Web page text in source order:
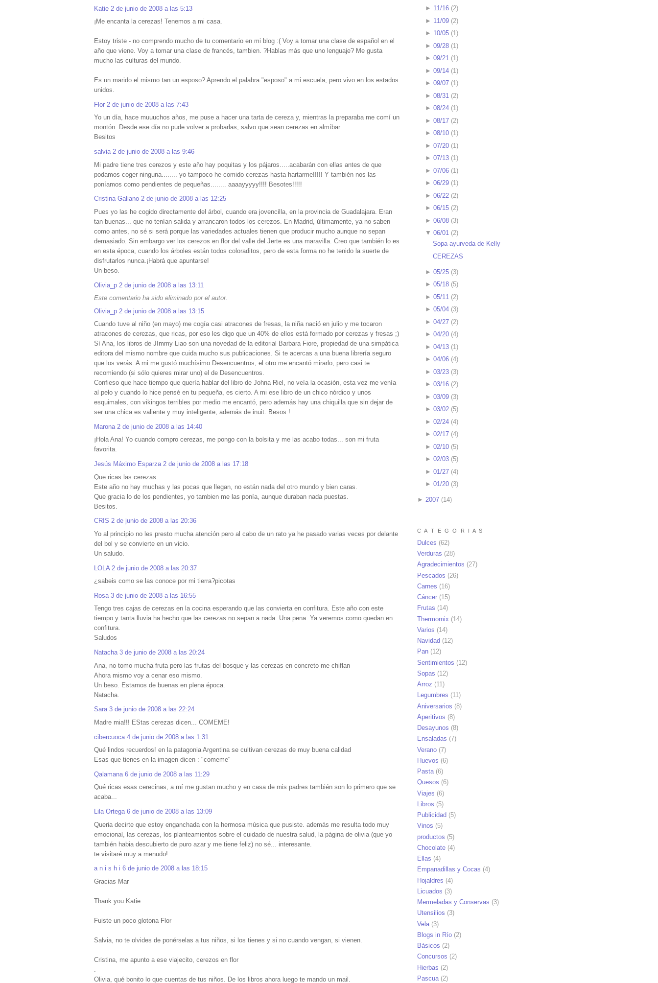
Katie 2 de junio de 2008 a las 5:13
¡Me encanta la cerezas! Tenemos a mi casa.
Estoy triste - no comprendo mucho de tu comentario en mi blog :( Voy a tomar una clase de español en el
año que viene. Voy a tomar una clase de francés, tambien. ?Hablas más que uno lenguaje? Me gusta
mucho las culturas del mundo.
Es un marido el mismo tan un esposo? Aprendo el palabra "esposo" a mi escuela, pero vivo en los estados
unidos.
Flor 2 de junio de 2008 a las 7:43
Yo un día, hace muuuchos años, me puse a hacer una tarta de cereza y, mientras la preparaba me comí un
montón. Desde ese día no pude volver a probarlas, salvo que sean cerezas en almíbar.
Besitos
salvia 2 de junio de 2008 a las 9:46
Mi padre tiene tres cerezos y este año hay poquitas y los pájaros.....acabarán con ellas antes de que
podamos coger ninguna........ yo tampoco he comido cerezas hasta hartarme!!!!! Y también nos las
poníamos como pendientes de pequeñas........ aaaayyyyy!!!! Besotes!!!!!
Cristina Galiano 2 de junio de 2008 a las 12:25
Pues yo las he cogido directamente del árbol, cuando era jovencilla, en la provincia de Guadalajara. Eran
tan buenas... que no tenían salida y arrancaron todos los cerezos. En Madrid, últimamente, ya no saben
como antes, no sé si será porque las variedades actuales tienen que producir mucho aunque no sepan
demasiado. Sin embargo ver los cerezos en flor del valle del Jerte es una maravilla. Creo que también lo es
en esta época, cuando los árboles están todos coloraditos, pero de esta forma no he tenido la suerte de
disfrutarlos nunca.¡Habrá que apuntarse!
Un beso.
Olivia_p 2 de junio de 2008 a las 13:11
Este comentario ha sido eliminado por el autor.
Olivia_p 2 de junio de 2008 a las 13:15
Cuando tuve al niño (en mayo) me cogía casi atracones de fresas, la niña nació en julio y me tocaron
atracones de cerezas, que ricas, por eso les digo que un 40% de ellos está formado por cerezas y fresas ;)
Sí Ana, los libros de JImmy Liao son una novedad de la editorial Barbara Fiore, propiedad de una simpática
editora del mismo nombre que cuida mucho sus publicaciones. Si te acercas a una buena librería seguro
que los verás. A mi me gustó muchísimo Desencuentros, el otro me encantó mirarlo, pero casi te
recomiendo (si sólo quieres mirar uno) el de Desencuentros.
Confieso que hace tiempo que quería hablar del libro de Johna Riel, no veía la ocasión, esta vez me venía
al pelo y cuando lo hice pensé en tu pequeña, es cierto. A mi ese libro de un chico nórdico y unos
esquimales, con vikingos terribles por medio me encantó, pero además hay una chiquilla que sin dejar de
ser una chica es valiente y muy inteligente, además de inuit. Besos !
Marona 2 de junio de 2008 a las 14:40
¡Hola Ana! Yo cuando compro cerezas, me pongo con la bolsita y me las acabo todas... son mi fruta
favorita.
Jesús Máximo Esparza 2 de junio de 2008 a las 17:18
Que ricas las cerezas.
Este año no hay muchas y las pocas que llegan, no están nada del otro mundo y bien caras.
Que gracia lo de los pendientes, yo tambien me las ponía, aunque duraban nada puestas.
Besitos.
CRIS 2 de junio de 2008 a las 20:36
Yo al principio no les presto mucha atención pero al cabo de un rato ya he pasado varias veces por delante
del bol y se convierte en un vicio.
Un saludo.
LOLA 2 de junio de 2008 a las 20:37
¿sabeis como se las conoce por mi tierra?picotas
Rosa 3 de junio de 2008 a las 16:55
Tengo tres cajas de cerezas en la cocina esperando que las convierta en confitura. Este año con este
tiempo y tanta lluvia ha hecho que las cerezas no sepan a nada. Una pena. Ya veremos como quedan en
confitura.
Saludos
Natacha 3 de junio de 2008 a las 20:24
Ana, no tomo mucha fruta pero las frutas del bosque y las cerezas en concreto me chiflan
Ahora mismo voy a cenar eso mismo.
Un beso. Estamos de buenas en plena época.
Natacha.
Sara 3 de junio de 2008 a las 22:24
Madre mia!!! EStas cerezas dicen... COMEME!
cibercuoca 4 de junio de 2008 a las 1:31
Qué lindos recuerdos! en la patagonia Argentina se cultivan cerezas de muy buena calidad
Esas que tienes en la imagen dicen : "comeme"
Qalamana 6 de junio de 2008 a las 11:29
Qué ricas esas cerecinas, a mí me gustan mucho y en casa de mis padres también son lo primero que se
acaba...
Lila Ortega 6 de junio de 2008 a las 13:09
Queria decirte que estoy enganchada con la hermosa música que pusiste. además me resulta todo muy
emocional, las cerezas, los planteamientos sobre el cuidado de nuestra salud, la página de olivia (que yo
también habia descubierto de puro azar y me tiene feliz) no sé... interesante.
te visitaré muy a menudo!
a n i s h i 6 de junio de 2008 a las 18:15
Gracias Mar
Thank you Katie
Fuiste un poco glotona Flor
Salvia, no te olvides de ponérselas a tus niños, si los tienes y si no cuando vengan, si vienen.
Cristina, me apunto a ese viajecito, cerezos en flor
Olivia, qué bonito lo que cuentas de tus niños. De los libros ahora luego te mando un mail.
► 11/16(2)
► 11/09(2)
► 10/05(1)
► 09/28(1)
► 09/21(1)
► 09/14(1)
► 09/07(1)
► 08/31 (2)
► 08/24(1)
► 08/17(2)
► 08/10(1)
► 07/20(1)
► 07/13(1)
► 07/06(1)
► 06/29(1)
► 06/22(2)
► 06/15(2)
► 06/08(3)
▼ 06/01(2)
Sopa ayurveda de Kelly
CEREZAS
► 05/25(3)
► 05/18(5)
► 05/11 (2)
► 05/04(3)
► 04/27(2)
► 04/20(4)
► 04/13(1 )
► 04/06(4)
► 03/23(3)
► 03/16(2)
► 03/09(3)
► 03/02(5)
► 02/24(4)
► 02/17(4)
► 02/10(5)
► 02/03(5)
► 01/27(4)
► 01/20(3)
► 2007 (14)
C A T E G O R I A S
Dulces (62)
Verduras (28)
Agradecimientos (27)
Pescados (26)
Carnes (16)
Cáncer (15)
Frutas (14)
Thermomix (14)
Varios (14)
Navidad (12)
Pan (12)
Sentimientos (12)
Sopas (12)
Arroz (11)
Legumbres (11)
Aniversarios (8)
Aperitivos (8)
Desayunos (8)
Ensaladas (7)
Verano (7)
Huevos (6)
Pasta(6)
Quesos (6)
Viajes (6)
Libros (5)
Publicidad (5)
Vinos (5)
productos (5)
Chocolate (4)
Ellas (4)
Empanadillas y Cocas (4)
Hojaldres (4)
Licuados (3)
Mermeladas y Conservas (3)
Utensilios (3)
Vela (3)
Blogs in Río (2)
Básicos (2)
Concursos (2)
Hierbas (2)
Pascua (2)